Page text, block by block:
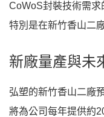
CoWoS封裝技術需求
特別是在新竹香山二
新廠量產與未
弘塑的新竹香山二廠
將為公司每年提供約